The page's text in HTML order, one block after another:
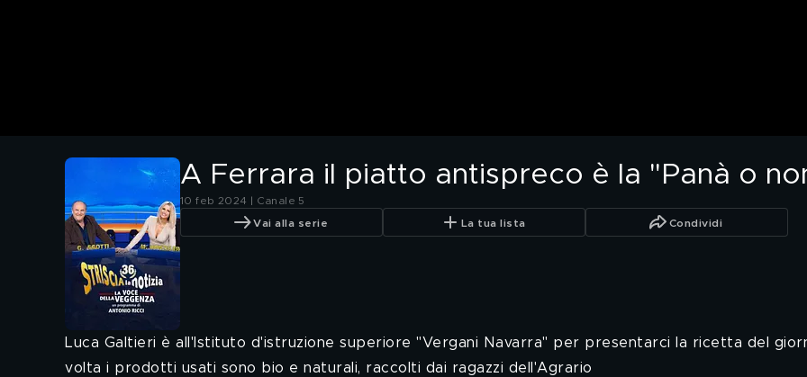
A Ferrara il piatto antispreco è la "Panà o
10 feb 2024 | Canale 5
Vai alla serie La tua lista Condividi
Luca Galtieri è all'Istituto d'istruzione superiore "Vergani Navarra" per presentarci la ricetta del
volta i prodotti usati sono bio e naturali, raccolti dai ragazzi dell'Agrario